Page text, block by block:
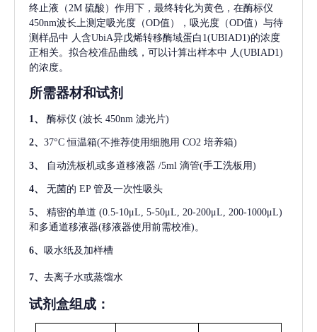
终止液（2M 硫酸）作用下，最终转化为黄色，在酶标仪
450nm波长上测定吸光度（OD值），吸光度（OD值）与待
测样品中 人含UbiA异戊烯转移酶域蛋白1(UBIAD1)的浓度
正相关。拟合校准品曲线，可以计算出样本中 人(UBIAD1)
的浓度。
所需器材和试剂
1、 酶标仪 (波长 450nm 滤光片)
2、 37°C 恒温箱(不推荐使用细胞用 CO2 培养箱)
3、 自动洗板机或多道移液器 /5ml 滴管(手工洗板用)
4、 无菌的 EP 管及一次性吸头
5、 精密的单道 (0.5-10μL, 5-50μL, 20-200μL, 200-1000μL)
和多通道移液器(移液器使用前需校准)。
6、 吸水纸及加样槽
7、 去离子水或蒸馏水
试剂盒组成：